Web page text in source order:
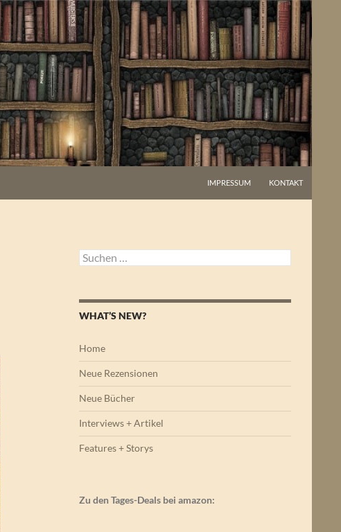
IMPRESSUM KONTAKT
Suchen
nach:
WHAT’S NEW?
Home
Neue Rezensionen
Neue Bücher
Interviews + Artikel
Features + Storys
Zu den Tages-Deals bei amazon: